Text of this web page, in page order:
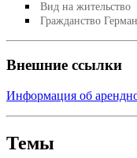
Вид на жительство
Гражданствo
Внешние ссылки
Информация об
Темы